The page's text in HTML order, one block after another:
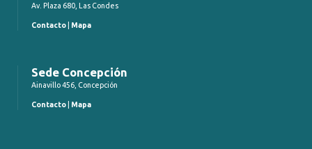
Av. Plaza 680, Las Condes
Contacto Mapa
Sede Concepción
Ainavillo 456, Concepción
Contacto Mapa